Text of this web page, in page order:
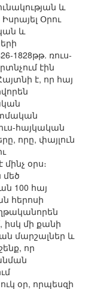
և
Օրու
և
1828թթ. ռուս-
էին
է, որ հայ
հայկական
որը, փայլուն
օրս։
մեծ
100 հայ
հերոսի
մի քանի
մարշալներ և
որ
օր, որպեսզի